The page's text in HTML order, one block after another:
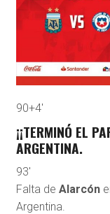
90+4′
¡¡TERMINÓ EL
ARGENTINA.
93′
Falta de Alarcón
Argentina.